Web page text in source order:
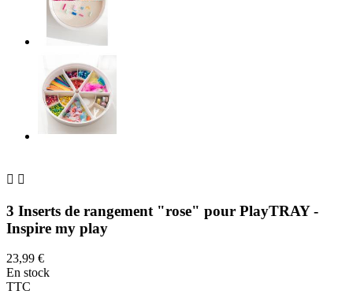
 
3 Inserts de rangement "rose" pour PlayTRAY -
Inspire my play
23,99 €
En stock
TTC